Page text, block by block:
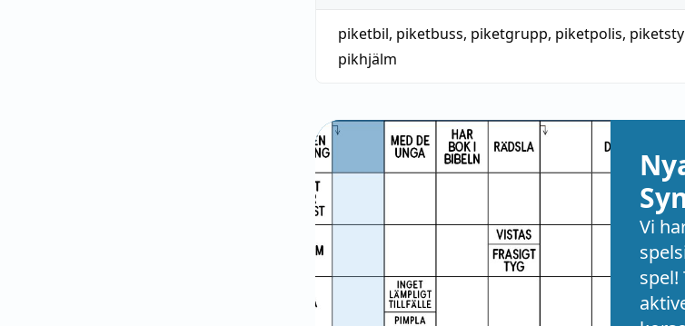
piketbil, piketbuss, piketgrupp, piketpolis,
pikhjälm
Vi
spel!